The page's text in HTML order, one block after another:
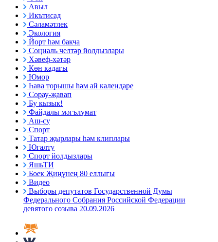
Авыл
Икътисад
Сәламәтлек
Экология
Йорт һәм бакча
Социаль челтәр йолдызлары
Хәвеф-хәтәр
Көн кадагы
Юмор
Һава торышы һәм ай календаре
Сорау-җавап
Бу кызык!
Файдалы мәгълүмат
Аш-су
Спорт
Татар җырлары һәм клиплары
Югалту
Спорт йолдызлары
ЯшьТИ
Бөек Җиңүнең 80 еллыгы
Видео
Выборы депутатов Государственной Думы
Федерального Собрания Российской Федерации
девятого созыва 20.09.2026